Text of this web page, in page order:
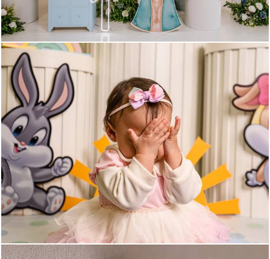
138 0